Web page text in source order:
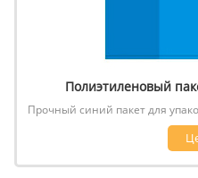
Полиэтиленовый
Прочный синий пакет для